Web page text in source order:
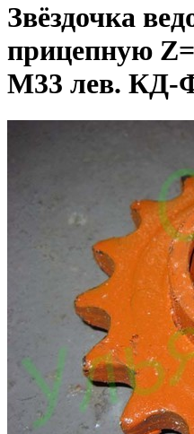
Звёздочка
прицепную
М33 лев. КД-